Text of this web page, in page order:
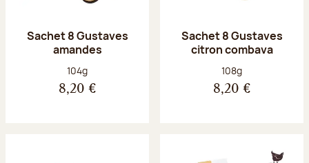
Sachet 8 Gustaves
amandes
Poids net :
104g
8,20 €
Sachet 8 Gustaves
citron combava
Poids net :
108g
8,20 €